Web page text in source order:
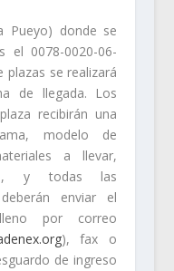
Pueyo) donde se
el 0078-0020-06-
plazas se realizará
de llegada. Los
recibirán una
modelo de
a llevar,
y todas las
enviar el
por correo
), fax o
de ingreso